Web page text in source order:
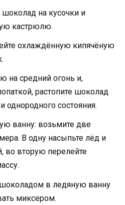
на кусочки и
кастрюлю.
охлаждённую кипячёную
на средний огонь и,
растопите шоколад
состояния.
ванну: возьмите две
В одну насыпьте лёд и
во вторую перелейте
в ледяную ванну
миксером.